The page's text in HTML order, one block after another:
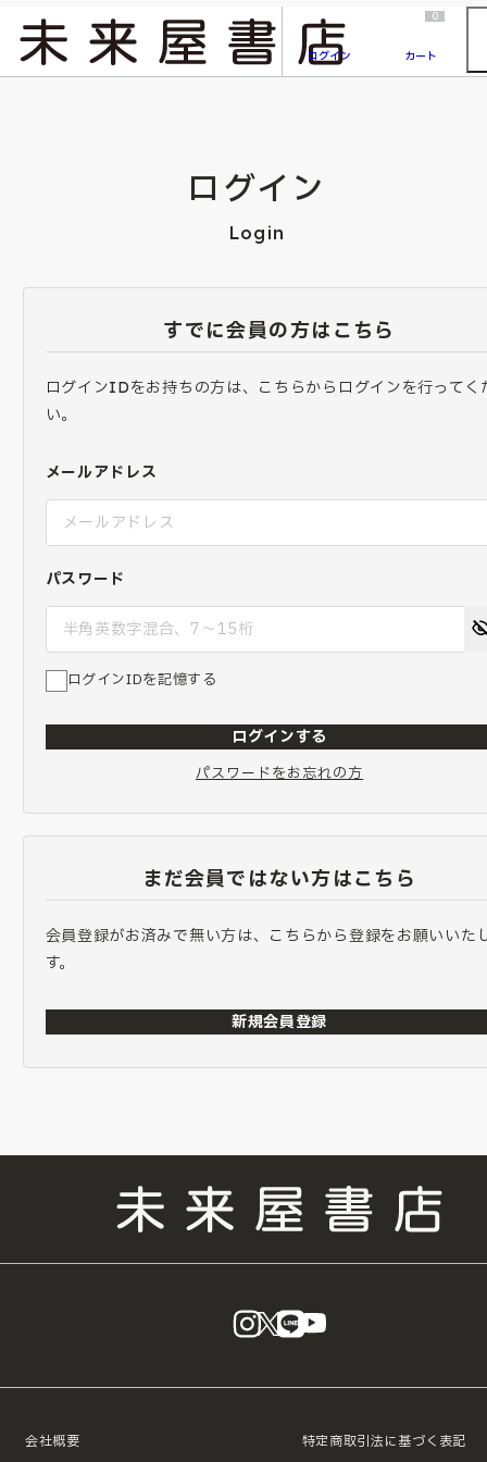
『ONE PIECE magazine 021 ONE PIECEカード付き同梱版』発売延期のご案内
ログイン
0
カート
ログイン
Login
すでに会員の方はこちら
ログインIDをお持ちの方は、こちらからログインを行ってく
い。
メールアドレス
パスワード
ログインIDを記憶する
ログインする
パスワードをお忘れの方
まだ会員ではない方はこちら
会員登録がお済みで無い方は、こちらから登録をお願いいた
す。
新規会員登録
instagram
X LINE
会社概要 特定商取引法に基づく表記